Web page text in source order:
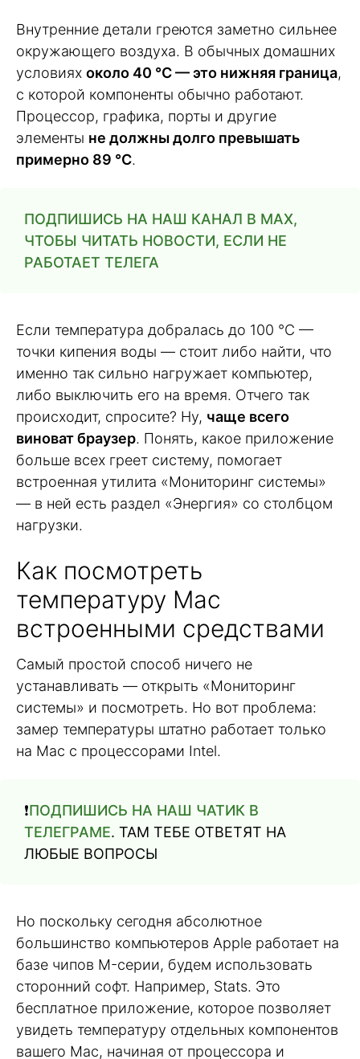
Внутренние детали греются заметно сильнее
окружающего воздуха. В обычных домашних
условиях около 40 °C — это нижняя граница,
с которой компоненты обычно работают.
Процессор, графика, порты и другие
элементы не должны долго превышать
примерно 89 °C.
ПОДПИШИСЬ НА НАШ КАНАЛ В MAX,
ЧТОБЫ ЧИТАТЬ НОВОСТИ, ЕСЛИ НЕ
РАБОТАЕТ ТЕЛЕГА
Если температура добралась до 100 °C —
точки кипения воды — стоит либо найти, что
именно так сильно нагружает компьютер,
либо выключить его на время. Отчего так
происходит, спросите? Ну, чаще всего
виноват браузер. Понять, какое приложение
больше всех греет систему, помогает
встроенная утилита «Мониторинг системы»
— в ней есть раздел «Энергия» со столбцом
нагрузки.
Как посмотреть
температуру Mac
встроенными средствами
Самый простой способ ничего не
устанавливать — открыть «Мониторинг
системы» и посмотреть. Но вот проблема:
замер температуры штатно работает только
на Mac с процессорами Intel.
❗️ПОДПИШИСЬ НА НАШ ЧАТИК В
ТЕЛЕГРАМЕ. ТАМ ТЕБЕ ОТВЕТЯТ НА
ЛЮБЫЕ ВОПРОСЫ
Но поскольку сегодня абсолютное
большинство компьютеров Apple работает на
базе чипов M-серии, будем использовать
сторонний софт. Например, Stats. Это
бесплатное приложение, которое позволяет
увидеть температуру отдельных компонентов
вашего Mac, начиная от процессора и